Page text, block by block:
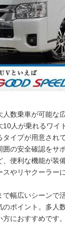
数乗車が可能な
10人が乗れるワイ
イプが用意され
の安全確認をサ
、便利な機能が装
スやリヤクーラー
幅広いシーンで
のポイント。多人
におすすめです。